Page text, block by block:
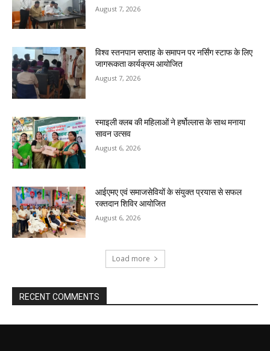
August 7, 2026
विश्व स्तनपान सप्ताह के समापन पर नर्सिंग स्टाफ के लिए
जागरूकता कार्यक्रम आयोजित
August 7, 2026
स्माइली क्लब की महिलाओं ने हर्षोल्लास के साथ मनाया
सावन उत्सव
August 6, 2026
आईएमए एवं समाजसेवियों के संयुक्त प्रयास से सफल
रक्तदान शिविर आयोजित
August 6, 2026
Load more
RECENT COMMENTS